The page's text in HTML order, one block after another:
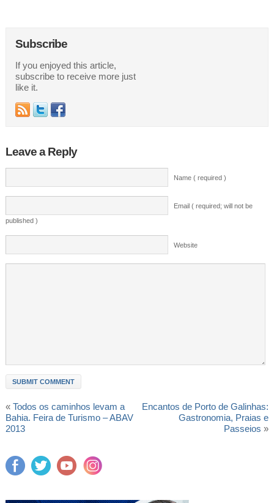
Subscribe
If you enjoyed this article,
subscribe to receive more just
like it.
Leave a Reply
Name ( required )
Email ( required; will not be
published )
Website
« Todos os caminhos levam a
Bahia. Feira de Turismo – ABAV
2013
Encantos de Porto de Galinhas:
Gastronomia, Praias e
Passeios »